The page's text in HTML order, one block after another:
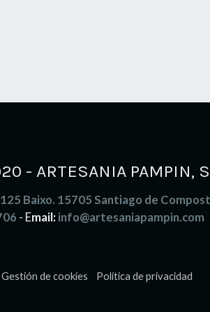
- ARTESANIA PAMPIN,
Baixo. 15705 Santiago de
- Email: info@artesaniapampin.com
Gestión de cookies Política de privacidad